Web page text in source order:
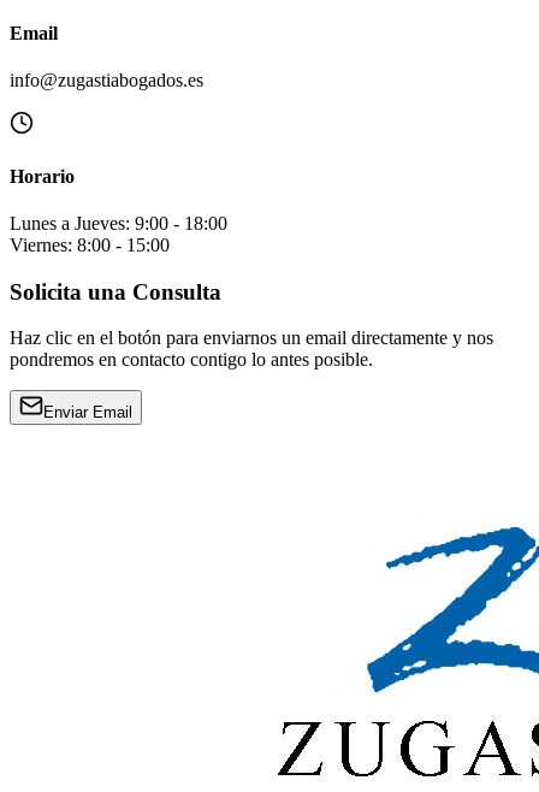
Email
info@zugastiabogados.es
Horario
Lunes a Jueves: 9:00 - 18:00
Viernes: 8:00 - 15:00
Solicita una Consulta
Haz clic en el botón para enviarnos un email directamente y nos
pondremos en contacto contigo lo antes posible.
Enviar Email